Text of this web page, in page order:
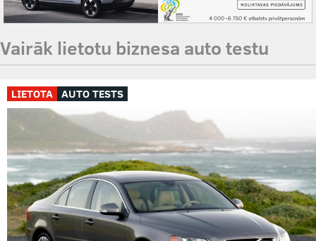
Vairāk lietotu biznesa auto testu
LIETOTA AUTO TESTS